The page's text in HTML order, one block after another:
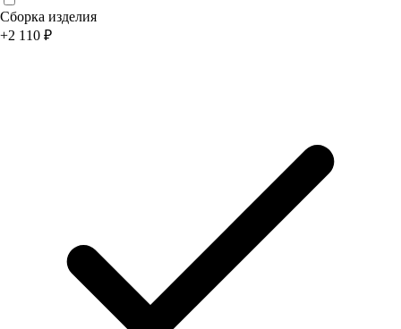
Сборка изделия
+2 110 ₽